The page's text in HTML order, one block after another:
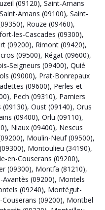
(09120), Saint-Amans
Saint-Amans (09100), Saint-
, Rouze (09460),
les-Cascades (09300),
(09200), Rimont (09420),
(09500), Régat (09600),
Seigneurs (09400), Quié
(09000), Prat-Bonrepaux
(09600), Perles-et-
, Pech (09310), Pamiers
(09130), Oust (09140), Orus
(09400), Orlu (09110),
, Niaux (09400), Nescus
, Moulin-Neuf (09500),
, Montoulieu (34190),
en-Couserans (09200),
(09300), Montfa (81210),
(09200), Montels
(09240), Montégut-
(09200), Montbel